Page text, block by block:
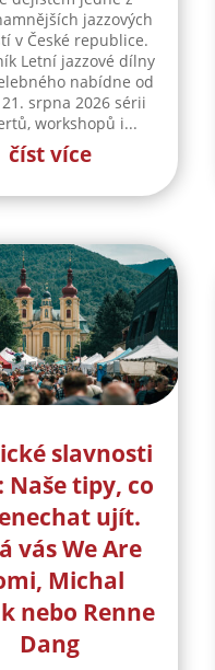
jazzových
v České republice.
Letní jazzové dílny
nabídne od
srpna 2026 sérii
workshopů i...
číst více
slavnosti
Naše tipy, co
ujít.
vás We Are
Michal
nebo Renne
Dang